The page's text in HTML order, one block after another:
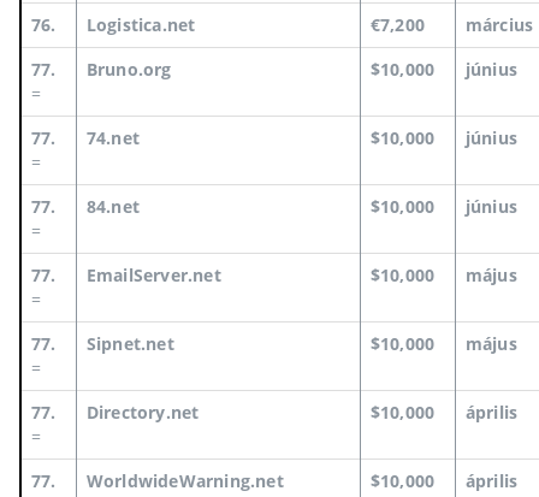
76.
Logistica.net €7,200
március
77.
=
Bruno.org $10,000 június
77.
=
74.net $10,000 június
77.
=
84.net $10,000 június
77.
=
EmailServer.net $10,000 május
77.
=
Sipnet.net $10,000 május
77.
=
Directory.net $10,000 április
77.
WorldwideWarning.net $10,000 április